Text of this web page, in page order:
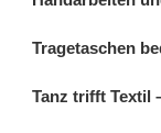
Tragetaschen
Tanz trifft Textil